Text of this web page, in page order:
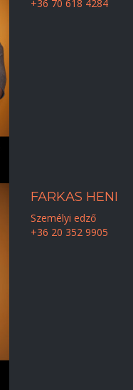
+36 70 618 4284
FARKAS HENI
Személyi edző
+36 20 352 9905